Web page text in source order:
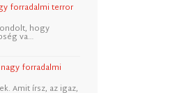
forradalmi terror
hogy
va…
forradalmi
Amit írsz, az igaz,